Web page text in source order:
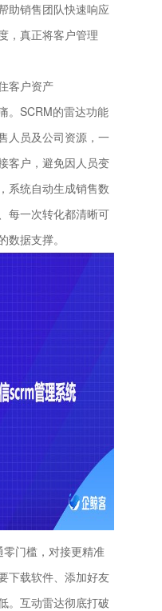
助销售团队快速响应
，真正将客户管理
客户资产
SCRM的雷达功能
人员及公司资源，一
客户，避免因人员变
系统自动生成销售数
每一次转化都清晰可
数据支撑。
门槛，对接更精准
载软件、添加好友
。互动雷达彻底打破